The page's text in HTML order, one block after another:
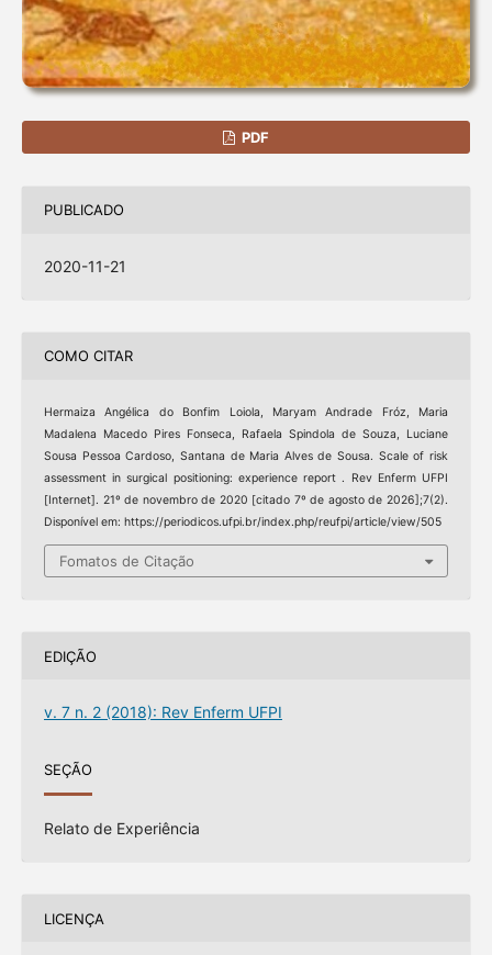
PDF
PUBLICADO
2020-11-21
COMO CITAR
Hermaiza Angélica do Bonfim Loiola, Maryam Andrade Fróz, Maria
Madalena Macedo Pires Fonseca, Rafaela Spindola de Souza, Luciane
Sousa Pessoa Cardoso, Santana de Maria Alves de Sousa. Scale of risk
assessment in surgical positioning: experience report . Rev Enferm UFPI
[Internet]. 21º de novembro de 2020 [citado 7º de agosto de 2026];7(2).
Disponível em: https://periodicos.ufpi.br/index.php/reufpi/article/view/505
Fomatos de Citação
EDIÇÃO
v. 7 n. 2 (2018): Rev Enferm UFPI
SEÇÃO
Relato de Experiência
LICENÇA